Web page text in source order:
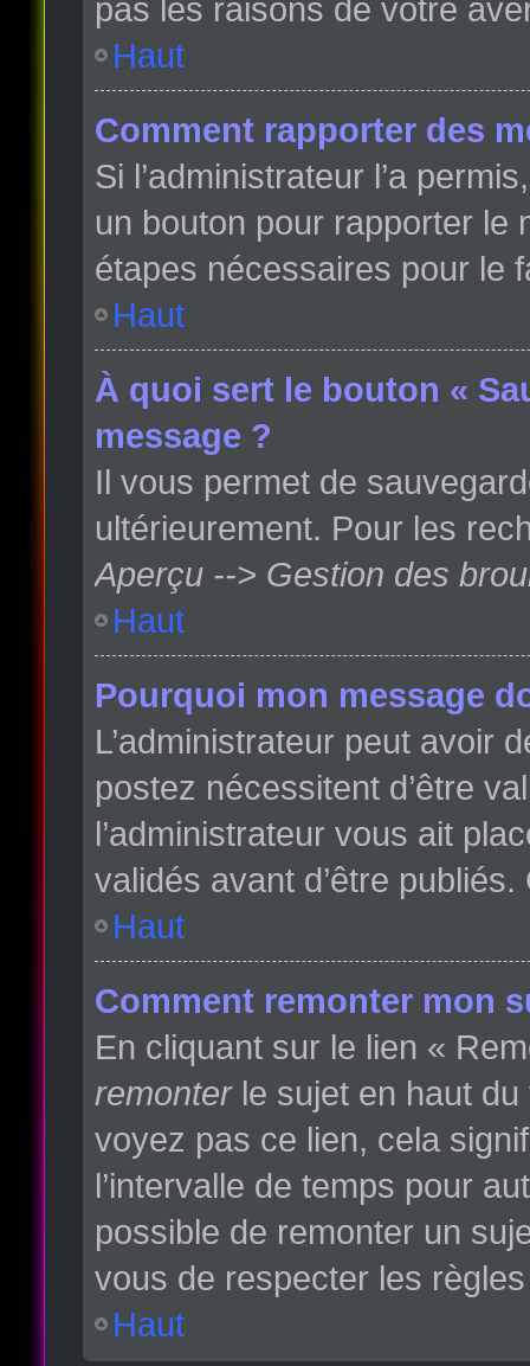
pas les raisons de votre
Haut
Comment rapporter des
Si l’administrateur l’a
un bouton pour rapporter le
étapes nécessaires pour le
Haut
À quoi sert le bouton «
message ?
Il vous permet de
ultérieurement. Pour les
Aperçu --> Gestion des
Haut
Pourquoi mon message
L’administrateur peut avoir
postez nécessitent d’être
l’administrateur vous ait
validés avant d’être
Haut
Comment remonter mon
En cliquant sur le lien «
remonterle sujet en haut du
voyez pas ce lien, cela
l’intervalle de temps pour
possible de remonter un
vous de respecter les
Haut